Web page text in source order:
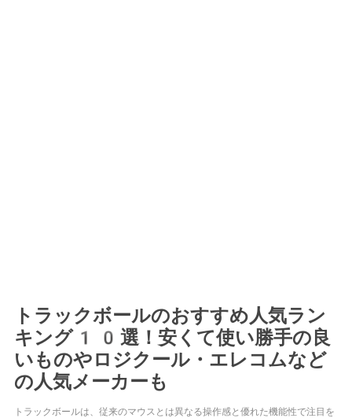
トラックボールのおすすめ人気ラン
キング10選！安くて使い勝手の良
いものやロジクール・エレコムなど
の人気メーカーも
トラックボールは、従来のマウスとは異なる操作感と優れた機能性で注目を